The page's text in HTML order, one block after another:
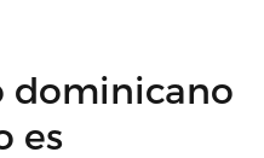
dominicano
es